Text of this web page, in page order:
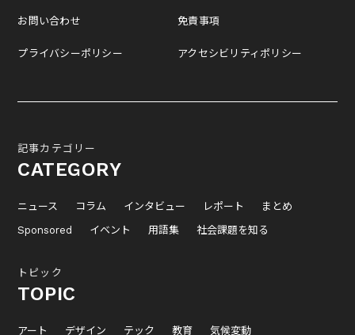
お問い合わせ
プライバシーポリシー
免責事項
アクセシビリティポリシー
記事カテゴリー
CATEGORY
ニュース コラム インタビュー レポート
まとめ
Sponsored
イベント 用語集 社会課題を知る
トピック
TOPIC
アート デザイン テック 教育 気候変動